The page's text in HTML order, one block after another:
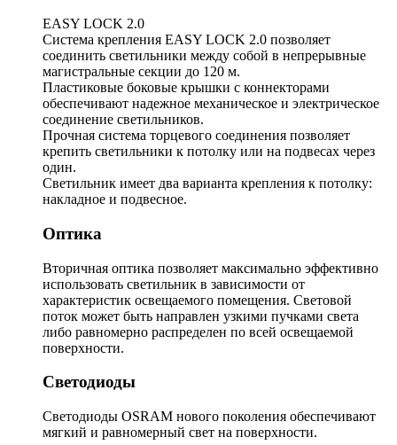
EASY LOCK 2.0
Система крепления EASY LOCK 2.0 позволяет
соединить светильники между собой в непрерывные
магистральные секции до 120 м.
Пластиковые боковые крышки с коннекторами
обеспечивают надежное механическое и электрическое
соединение светильников.
Прочная система торцевого соединения позволяет
крепить светильники к потолку или на подвесах через
один.
Светильник имеет два варианта крепления к потолку:
накладное и подвесное.
Оптика
Вторичная оптика позволяет максимально эффективно
использовать светильник в зависимости от
характеристик освещаемого помещения. Световой
поток может быть направлен узкими пучками света
либо равномерно распределен по всей освещаемой
поверхности.
Светодиоды
Светодиоды OSRAM нового поколения обеспечивают
мягкий и равномерный свет на поверхности.